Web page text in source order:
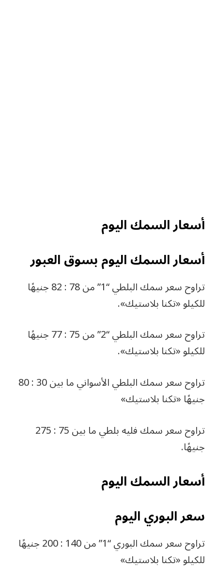
أسعار السمك اليوم
أسعار السمك اليوم بسوق العبور
تراوح سعر سمك البلطي “1” من 78 : 82 جنيهًا
للكيلو «تكنا بلاستيك».
تراوح سعر سمك البلطي “2” من 75 : 77 جنيهًا
للكيلو «تكنا بلاستيك».
تراوح سعر سمك البلطي الأسواني ما بين 30 : 80
جنيهًا «تكنا بلاستيك»
تراوح سعر سمك فليه بلطي ما بين 75 : 275
جنيهًا.
أسعار السمك اليوم
سعر البوري اليوم
تراوح سعر سمك البوري “1” من 140 : 200 جنيهًا
للكيلو «تكنا بلاستيك»